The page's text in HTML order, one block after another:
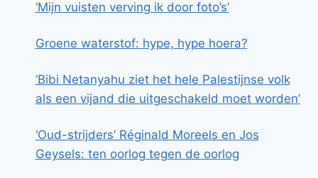
‘Mijn vuisten verving ik door foto’s’
Groene waterstof: hype, hype hoera?
‘Bibi Netanyahu ziet het hele Palestijnse volk
als een vijand die uitgeschakeld moet worden’
‘Oud-strijders’ Réginald Moreels en Jos
Geysels: ten oorlog tegen de oorlog